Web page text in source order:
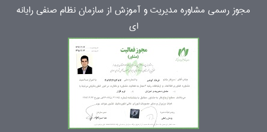
مجوز رسمی مشاوره مدیریت و آموزش از سازمان نظام صنفی رایانه
ای